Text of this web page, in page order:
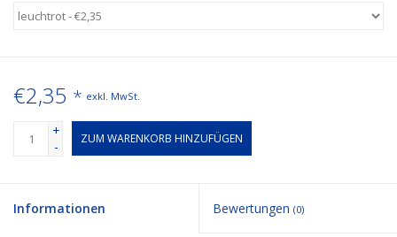
€2,35 * exkl. MwSt.
+
-
ZUM WARENKORB HINZUFÜGEN
Informationen Bewertungen (0)